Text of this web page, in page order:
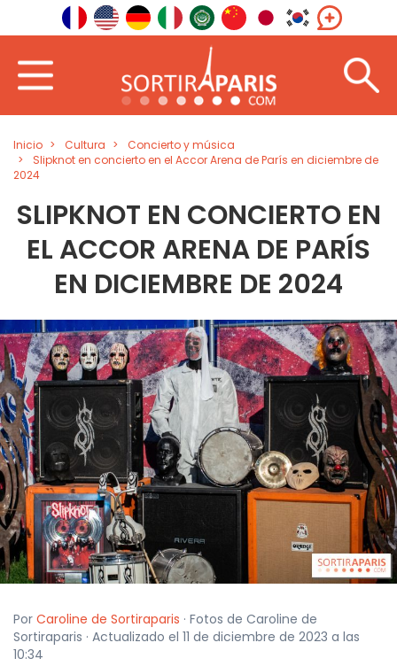
Inicio Cultura
Concierto y música
Slipknot en concierto en el Accor Arena de París en diciembre de
2024
SLIPKNOT EN CONCIERTO EN
EL ACCOR ARENA DE PARÍS
EN DICIEMBRE DE 2024
Por Caroline de Sortiraparis · Fotos de Caroline de
Sortiraparis · Actualizado el 11 de diciembre de 2023 a las
10:34